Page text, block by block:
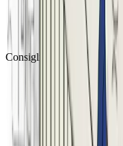
Consigliato